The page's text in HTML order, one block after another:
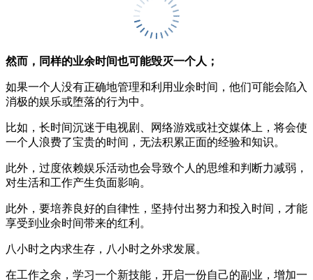
然而，同样的业余时间也可能毁灭一个人；
如果一个人没有正确地管理和利用业余时间，他们可能会陷入
消极的娱乐或堕落的行为中。
比如，长时间沉迷于电视剧、网络游戏或社交媒体上，将会使
一个人浪费了宝贵的时间，无法积累正面的经验和知识。
此外，过度依赖娱乐活动也会导致个人的思维和判断力减弱，
对生活和工作产生负面影响。
此外，要培养良好的自律性，坚持付出努力和投入时间，才能
享受到业余时间带来的红利。
八小时之内求生存，八小时之外求发展。
在工作之余，学习一个新技能，开启一份自己的副业，增加一